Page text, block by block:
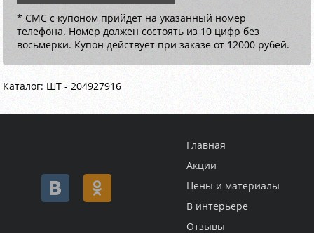
* СМС с купоном прийдет на указанный номер
телефона. Номер должен состоять из 10 цифр без
восьмерки. Купон действует при заказе от 12000 рубей.
Каталог: ШТ - 204927916
Главная
Акции
Цены и материалы
В интерьере
Отзывы